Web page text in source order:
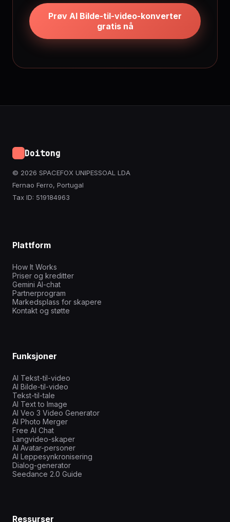
Prøv AI Bilde-til-video-konverter
gratis nå
Doitong
© 2026 SPACEFOX UNIPESSOAL LDA
Fernao Ferro, Portugal
Tax ID: 519184963
Plattform
How It Works
Priser og kreditter
Gemini AI-chat
Partnerprogram
Markedsplass for skapere
Kontakt og støtte
Funksjoner
AI Tekst-til-video
AI Bilde-til-video
Tekst-til-tale
AI Text to Image
AI Veo 3 Video Generator
AI Photo Merger
Free AI Chat
Langvideo-skaper
AI Avatar-personer
AI Leppesynkronisering
Dialog-generator
Seedance 2.0 Guide
Ressurser